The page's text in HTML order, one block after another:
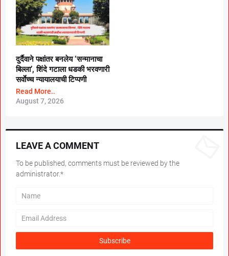
दुर्दैवाने पक्षांतर बनलेय ‘सन्मानाचा
बिल्ला’, शिंदे गटाला धडकी भरवणारी
सर्वाेच्च न्यायालयाची टिप्पणी
Read More..
August 7, 2026
LEAVE A COMMENT
To be published, comments must be reviewed by the
administrator.*